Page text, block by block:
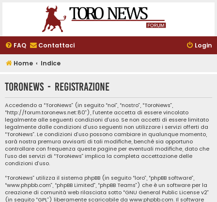
FAQ Contattaci Login
Home Indice
ToroNews - Registrazione
Accedendo a “ToroNews” (in seguito “noi”, “nostro”, “ToroNews”,
“http://forum.toronews.net:80”), l’utente accetta di essere vincolato
legalmente alle seguenti condizioni d’uso. Se non accetti di essere limitato
legalmente dalle condizioni d’uso seguenti non utilizzare i servizi offerti da
“ToroNews”. Le condizioni d’uso possono cambiare in qualunque momento,
sarà nostra premura avvisarti di tali modifiche, benché sia opportuno
controllare con frequenza queste pagine per eventuali modifiche, dato che
l’uso dei servizi di “ToroNews” implica la completa accettazione delle
condizioni d’uso.
“ToroNews” utilizza il sistema phpBB (in seguito “loro”, “phpBB software”,
“www.phpbb.com”, “phpBB Limited”, “phpBB Teams”) che è un software per la
creazione di comunità web rilasciata sotto “GNU General Public License v2”
(in seguito “GPL”) liberamente scaricabile da www.phpbb.com. Il software